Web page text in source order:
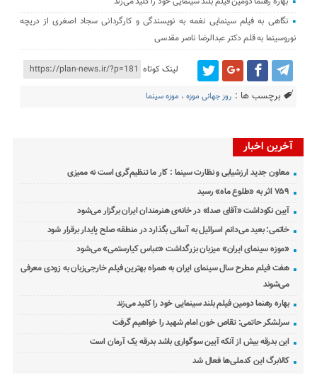
نگاهی به فیلم سینمایی نغمه به نویسندگی و کارگردانی سجاد اصغری از دریچه
نوروسینما به قلم دکتر عبدالرضا ناصر مقدسی
لینک کوتاه
برچسب ها : روز جهانی موزه ، موزه سینما
آخرین اخبار
معاون جدید ارزشیابی و نظارت سینما : کار ما تنظیم‌گری است نه ممیزی
۷۵۹ اثر به «طلوع ماه» رسید
آیین نکوداشت «آقای صدا» در خانه‌ی هنرمندان ایران برگزار می‌شود
خاتمی: بعید می‌دانم اسرائیل به آسانی بگذارد در منطقه صلح پایدار برقرار شود
«موزه سینمای ایران» میزبان بزرگداشت «عباس کیارستمی» می‌شود
هفت فیلم مطرح سال سینمای ایران به همراه بهترین فیلم خارجی‌زبان به زودی معرفی
می‌شوند
بهاره رهنما دومین فیلم بلند سینمایی خود را کلید می‌زند
سرلشکر حاتمی: تقاص خون امام شهید را خواهیم گرفت
این بدرقه بیش از آنکه آیین سوگواری باشد بدرقه یک آرمان است
کالابرگ این کدملی‌ها فعال شد